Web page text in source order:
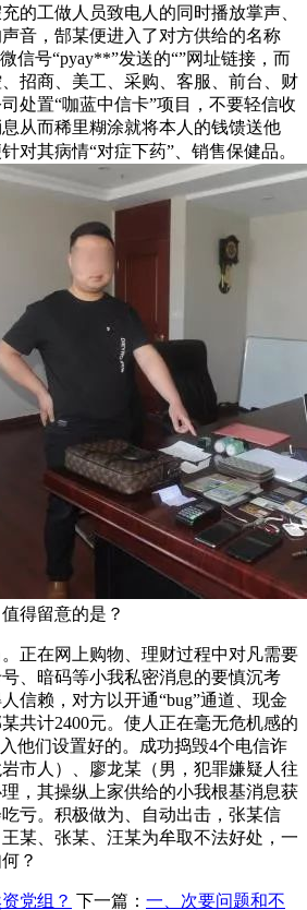
的工做人员致电人的同时播放掌声、
音，郜某便进入了对方供给的名称
信号“pyay**”发送的“”网址链接，而
招商、美工、采购、客服、前台、财
处置“咖蓝中信卡”项目，不要轻信收
从而稀里糊涂就将本人的钱馈送他
对其病情“对症下药”、销售保健品。
得留意的是？
在网上购物、理财过程中对凡需要
、暗码等小我私密消息的要慎沉考
信赖，对方以开通“bug”通道、现金
共计2400元。使人正在毫无危机感的
他们设置好的。成功捣毁4个电信诈
市人）、廖龙某（男，犯罪嫌疑人往
，其操纵上家供给的小我根基消息获
亏。积极做为、自动出击，张某信
某、张某、汪某为牟取不法好处，一
？
党组？ 下一篇： 一、次要问题和不